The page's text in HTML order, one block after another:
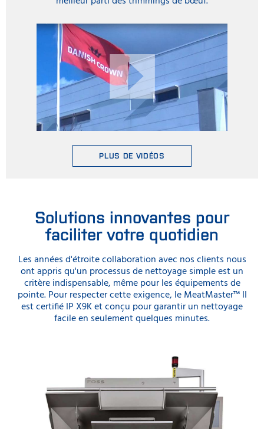
PLUS DE VIDÉOS
Solutions innovantes pour
faciliter votre quotidien
Les années d'étroite collaboration avec nos clients nous
ont appris qu'un processus de nettoyage simple est un
critère indispensable, même pour les équipements de
pointe. Pour respecter cette exigence, le MeatMaster™ II
est certifié IP X9K et conçu pour garantir un nettoyage
facile en seulement quelques minutes.